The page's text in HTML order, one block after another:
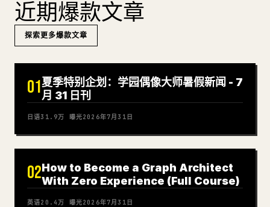
近期爆款文章
探索更多爆款文章
01夏季特别企划：学园偶像大师暑假新闻 - 7
月 31 日刊
日语31.9万 曝光2026年7月31日
02How to Become a Graph Architect
With Zero Experience (Full Course)
英语20.4万 曝光2026年7月31日